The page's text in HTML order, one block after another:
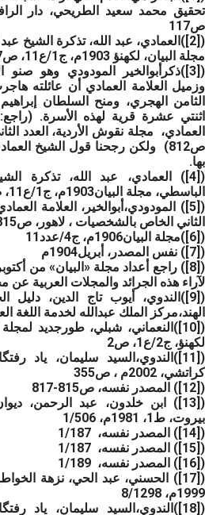
ص117
([2])العمادي، عبد الله، تذكرة الشيخ عبد القادر بن خيرالدين الباسطي،
مجلة البيان، لكهنؤ 1903م، ج1/ع11، ص17
([3])ذكرأبوالخير المودودي وهو صنو
وزميل العلامة العمادي أن عائلته
اثنتي عشرة قرية لهذه الأسرة. (راجع:
العمادي، مجلة نقوش الأردية، العدد
ص812) ولكن رجحنا قول الشيخ
بها.
([4]) العمادي، عبد الله، تذكرة
الباسطي، مجلة البيان1903م، ج1/ع11، ص17
([5]) المودودي،أبوالخير، العلامة العمادي،
الثاني الخاص بالشخصيات ، لاهور، ص815
([6])
مجلة البيان1906م، ج4/عدد11
([7]) نفس المصدر، أبريل1904م
لآراء هذه الجرائد والمجلات العربية عن
([9])الندوي، أيوب تاج الدين، دليل
الهند،مركز الملك عبدالله لخدمة اللغة العربية،
([10])النعماني، شبلي، طورجديد لمجلة الندوة،
لكهنؤ، ج2/ع1، ص2
([11])الندوي،السيد سليمان، ياد
كراتشي، 2002م ، ص355
([12]) المصدر نفسه، ص815-817
([13]) ابن خلدون، عبد الرحمن،
بيروت، ط1، 1981م، 1/506
([14]) المصدر نفسه، 1/187
([15]) المصدر نفسه، 1/187
([16]) المصدر نفسه، 1/189
1999م، 8/1298
([18])الندوي،السيد سليمان، ياد